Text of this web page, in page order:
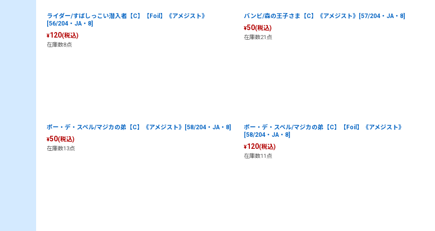
ライダー/すばしっこい潜入者【C】【Foil】《アメジスト》
[56/204・JA・8]
¥120(税込)
在庫数8点
バンビ/森の王子さま【C】《アメジスト》[57/204・JA・8]
¥50(税込)
在庫数21点
ポー・デ・スペル/マジカの弟【C】《アメジスト》[58/204・JA・8]
¥50(税込)
在庫数13点
ポー・デ・スペル/マジカの弟【C】【Foil】《アメジスト》
[58/204・JA・8]
¥120(税込)
在庫数11点